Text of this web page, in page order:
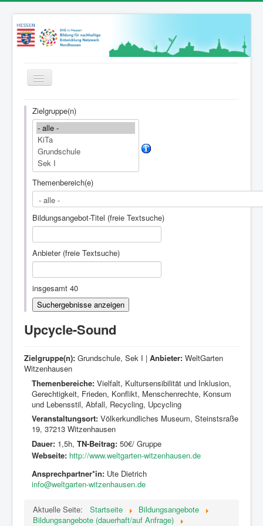
Toggle
Navigation
Startseite
News
Wer wir sind
Bildungsangebote
Netzwerkpartner*innen
Hessenweit vernetzt
Bildung für Nachhaltige Entwicklung
BNE-Zertifizierung
Kontakt
Zielgruppe(n)
Themenbereich(e)
Bildungsangebot-Titel (freie Textsuche)
Anbieter (freie Textsuche)
insgesamt 40
Upcycle-Sound
Zielgruppe(n): Grundschule, Sek I | Anbieter: WeltGarten
Witzenhausen
Themenbereiche: Vielfalt, Kultursensibilität und Inklusion,
Gerechtigkeit, Frieden, Konflikt, Menschenrechte, Konsum
und Lebensstil, Abfall, Recycling, Upcycling
Veranstaltungsort: Völkerkundliches Museum, Steinstsraße
19, 37213 Witzenhausen
Dauer: 1,5h, TN-Beitrag: 50€/ Gruppe
Webseite: http://www.weltgarten-witzenhausen.de
Ansprechpartner*in: Ute Dietrich
info@weltgarten-witzenhausen.de
Aktuelle Seite: Startseite
Bildungsangebote
Bildungsangebote (dauerhaft/auf Anfrage)